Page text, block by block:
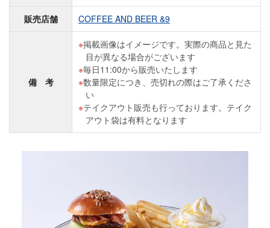
販売店舗 COFFEE AND BEER &9
備 考
掲載画像はイメージです。実際の商品と見た
目が異なる場合がございます
毎日11:00から販売いたします
数量限定につき、売切れの際はご了承くださ
い
テイクアウト販売も行っております。テイク
アウト袋は有料となります